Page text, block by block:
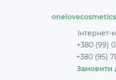
Інтернет-
+380 (99)
+380 (95)
Замовити